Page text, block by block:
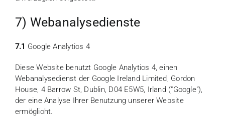
7) Webanalysedienste
7.1 Google Analytics 4
Diese Website benutzt Google Analytics 4, einen
Webanalysedienst der Google Ireland Limited, Gordon
House, 4 Barrow St, Dublin, D04 E5W5, Irland ("Google"),
der eine Analyse Ihrer Benutzung unserer Website
ermöglicht.